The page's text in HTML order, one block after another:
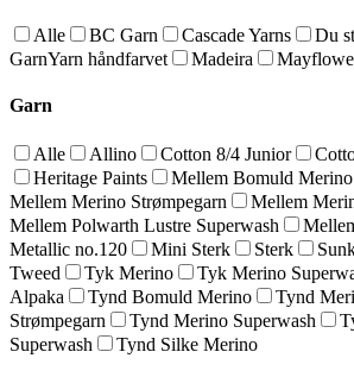
Alle BC Garn Cascade Yarns
Du
GarnYarn håndfarvet
Madeira
Garn
Alle Allino Cotton 8/4 Junior
Heritage Paints
Mellem Bomuld Merino
Mellem Merino Strømpegarn
Mellem
Mellem Polwarth Lustre Superwash
Metallic no.120
Mini Sterk Sterk
Tweed
Tyk Merino Tyk Merino
Alpaka
Tynd Bomuld Merino Tynd
Strømpegarn
Tynd Merino Superwash
Superwash
Tynd Silke Merino